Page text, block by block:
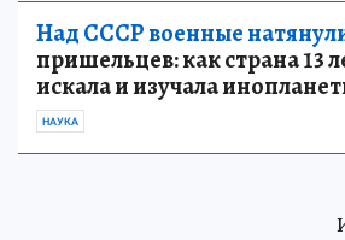
Над СССР военные
пришельцев: как страна 13
искала и изучала
НАУКА